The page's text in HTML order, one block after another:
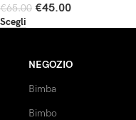
€65.00 €45.00
Scegli
NEGOZIO
Bimba
Bimbo